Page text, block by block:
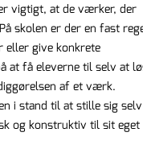
vigtigt, at de værker, der
skolen er der en fast
eller give konkrete
at få eleverne til selv at
af et værk.
i stand til at stille sig selv
og konstruktiv til sit eget